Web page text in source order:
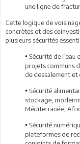
une ligne de
Cette logique de
concrètes et des
plusieurs sécurités
• Sécurité de l’eau
projets communs
de dessalement et
• Sécurité
stockage,
Méditerranée,
• Sécurité
plateformes de